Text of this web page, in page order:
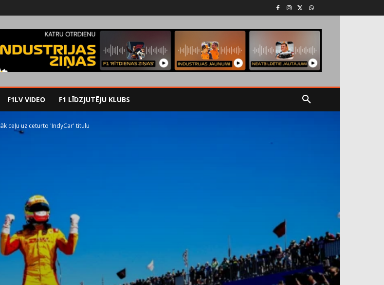
F1LV VIDEO F1 LĪDZJUTĒJU KLUBS
ceļu uz ceturto 'IndyCar' titulu